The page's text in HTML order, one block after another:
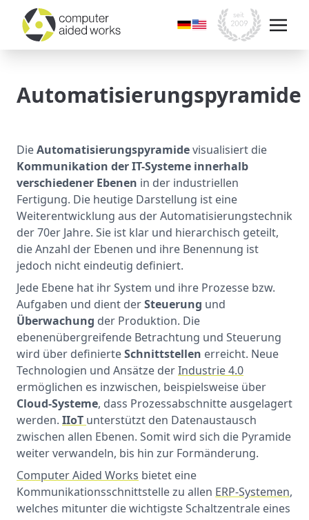
Automatisierungspyramide
DieAutomatisierungspyramidevisualisiert die
Kommunikation der IT-Systeme innerhalb
verschiedener Ebenen in der industriellen
Fertigung. Die heutige Darstellung ist eine
Weiterentwicklung aus der Automatisierungstechnik
der 70er Jahre. Sie ist klar und hierarchisch geteilt,
die Anzahl der Ebenen und ihre Benennung ist
jedoch nicht eindeutig definiert.
Jede Ebene hat ihr System und ihre Prozesse bzw.
Aufgaben und dient derSteuerung und
Überwachung der Produktion. Die
ebenenübergreifende Betrachtung und Steuerung
wird über definierteSchnittstellen erreicht. Neue
Technologien und Ansätze derIndustrie 4.0
ermöglichen es inzwischen, beispielsweise über
Cloud-Systeme, dass Prozessabschnitte ausgelagert
werden. IIoT unterstützt den Datenaustausch
zwischen allen Ebenen. Somit wird sich die Pyramide
weiter verwandeln, bis hin zur Formänderung.
Computer Aided Works bietet eine
Kommunikationsschnittstelle zu allen ERP-Systemen,
welches mitunter die wichtigste Schaltzentrale eines